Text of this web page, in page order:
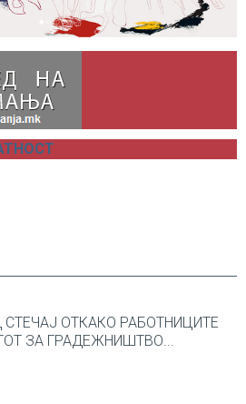
ОТКАКО РАБОТНИЦИТЕ
ЗА ГРАДЕЖНИШТВО...